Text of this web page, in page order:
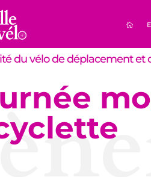
du vélo de déplacement et